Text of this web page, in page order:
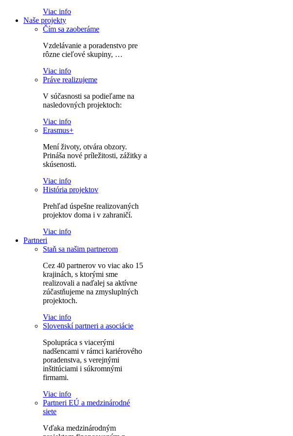
Viac info
Naše projekty
Čím sa zaoberáme
Vzdelávanie a poradenstvo pre
rôzne cieľové skupiny, …
Viac info
Práve realizujeme
V súčasnosti sa podieľame na
nasledovných projektoch:
Viac info
Erasmus+
Mení životy, otvára obzory.
Prináša nové príležitosti, zážitky a
skúsenosti.
Viac info
História projektov
Prehľad úspešne realizovaných
projektov doma i v zahraničí.
Viac info
Partneri
Staň sa našim partnerom
Cez 40 partnerov vo viac ako 15
krajinách, s ktorými sme
realizovali a naďalej sa aktívne
zúčastňujeme na zmysluplných
projektoch.
Viac info
Slovenskí partneri a asociácie
Spolupráca s viacerými
nadšencami v rámci kariérového
poradenstva, s verejnými
inštitúciami i súkromnými
firmami.
Viac info
Partneri EÚ a medzinárodné
siete
Vďaka medzinárodným